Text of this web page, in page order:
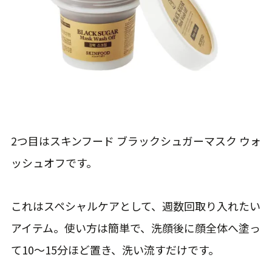
2つ目はスキンフード ブラックシュガーマスク ウォ
ッシュオフです。
これはスペシャルケアとして、週数回取り入れたい
アイテム。使い方は簡単で、洗顔後に顔全体へ塗っ
て10〜15分ほど置き、洗い流すだけです。